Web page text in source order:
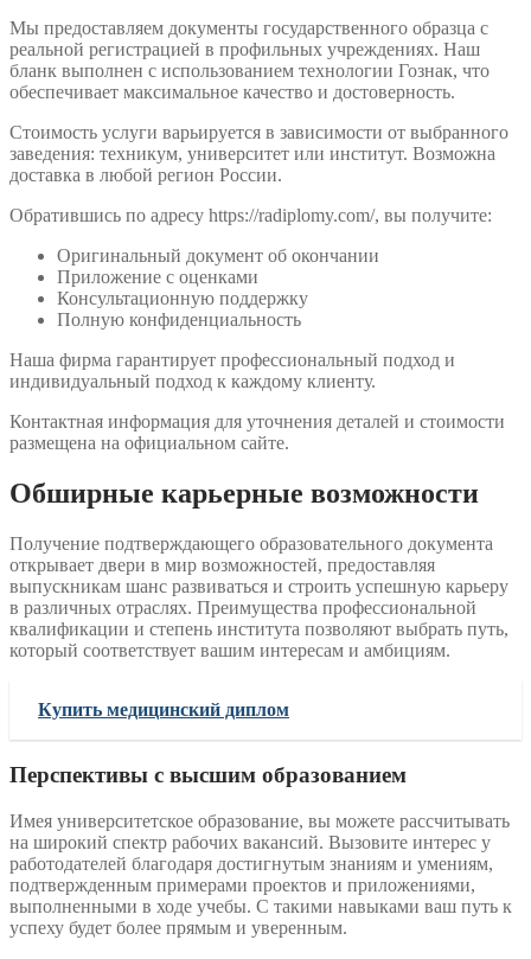
Мы предоставляем документы государственного образца с
реальной регистрацией в профильных учреждениях. Наш
бланк выполнен с использованием технологии Гознак, что
обеспечивает максимальное качество и достоверность.
Стоимость услуги варьируется в зависимости от выбранного
заведения: техникум, университет или институт. Возможна
доставка в любой регион России.
Обратившись по адресу https://radiplomy.com/, вы получите:
Оригинальный документ об окончании
Приложение с оценками
Консультационную поддержку
Полную конфиденциальность
Наша фирма гарантирует профессиональный подход и
индивидуальный подход к каждому клиенту.
Контактная информация для уточнения деталей и стоимости
размещена на официальном сайте.
Обширные карьерные возможности
Получение подтверждающего образовательного документа
открывает двери в мир возможностей, предоставляя
выпускникам шанс развиваться и строить успешную карьеру
в различных отраслях. Преимущества профессиональной
квалификации и степень института позволяют выбрать путь,
который соответствует вашим интересам и амбициям.
Купить медицинский диплом
Перспективы с высшим образованием
Имея университетское образование, вы можете рассчитывать
на широкий спектр рабочих вакансий. Вызовите интерес у
работодателей благодаря достигнутым знаниям и умениям,
подтвержденным примерами проектов и приложениями,
выполненными в ходе учебы. С такими навыками ваш путь к
успеху будет более прямым и уверенным.